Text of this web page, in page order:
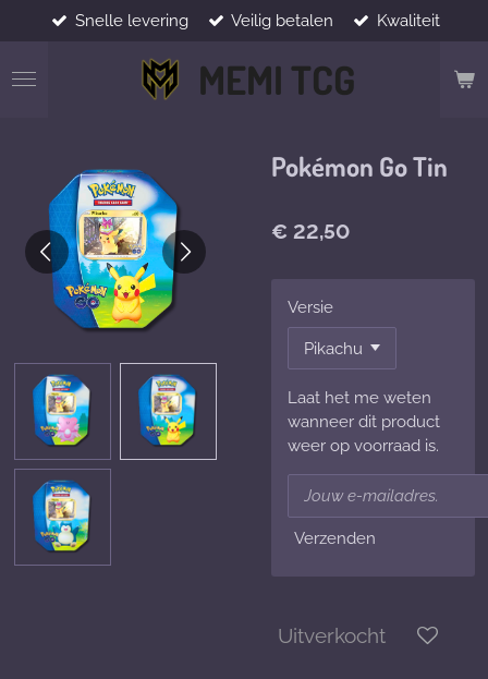
direct
naar
MEMI TCG
Snelle levering Veilig betalen Kwaliteit
Pokémon Go Tin
€ 22,50
Versie
Laat het me weten
wanneer dit product
weer op voorraad is.
Verzenden
Uitverkocht